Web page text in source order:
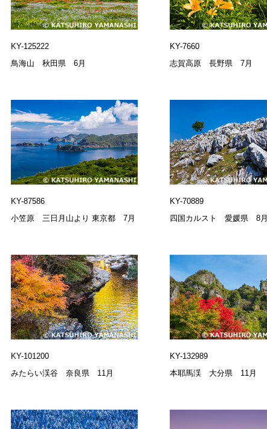
KY-125222
鳥海山 秋田県 6月
KY-7660
志賀高原 長野県 7月
KY-87586
小笠原 三日月山より 東京都 7月
KY-70889
四国カルスト 愛媛県 8月
KY-101200
みたらい渓谷 奈良県 11月
KY-132989
本耶馬渓 大分県 11月